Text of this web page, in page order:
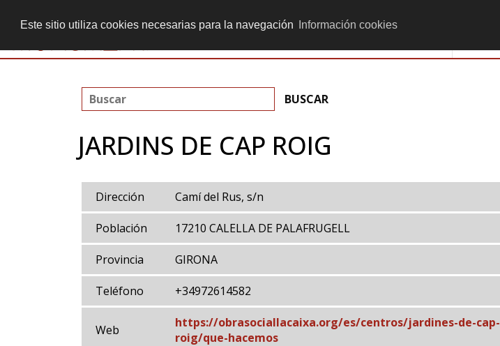
Este sitio utiliza cookies necesarias para la navegación Información cookies
JARDINS DE CAP ROIG
Dirección Camí del Rus, s/n
Población 17210 CALELLA DE PALAFRUGELL
Provincia GIRONA
Teléfono +34972614582
Web
https://obrasociallacaixa.org/es/centros/jardines-de-cap-
roig/que-hacemos